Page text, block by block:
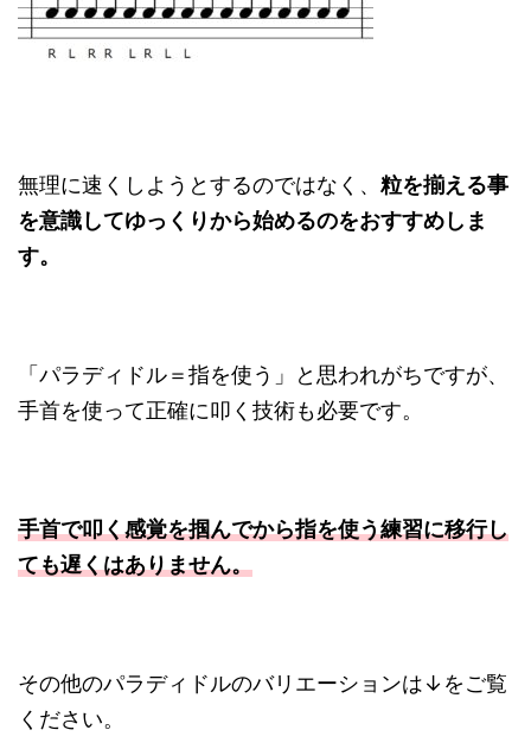
無理に速くしようとするのではなく、 粒を揃える事
を意識してゆっくりから始めるのをおすすめしま
す。
「パラディドル＝指を使う」と思われがちですが、
手首を使って正確に叩く技術も必要です。
手首で叩く感覚を掴んでから指を使う練習に移行し
ても遅くはありません。
その他のパラディドルのバリエーションは↓をご覧
ください。